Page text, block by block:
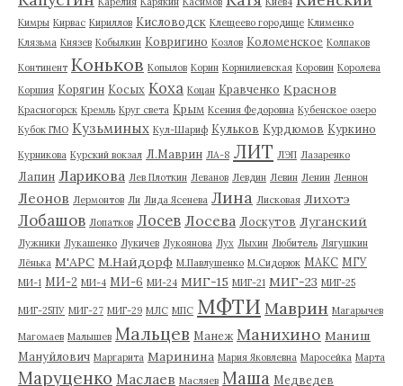
Кимры Кирвас Кириллов Кисловодск Клещеево городище Клименко
Клязьма Князев Кобылкин Ковригино Козлов Коломенское Колпаков
Континент Коньков Копылов Корин Корнилиевская Коровин Королева
Коршия Корягин Косых Коха Коцан Кравченко Краснов
Красногорск Кремль Круг света Крым Ксения Федоровна Кубенское озеро
Кубок ГМО Кузьминых Кул-Шариф Кульков Курдюмов Куркино
Курникова Курский вокзал Л.Маврин ЛА-8 ЛИТ ЛЭП Лазаренко
Лапин Ларикова Лев Плоткин Леванов Левдин Левин Ленин Леннон
Леонов Лермонтов Ли Лида Ясенева Лина Лисковая Лихотэ
Лобашов Лопатков Лосев Лосева Лоскутов Луганский
Лужники Лукашенко Лукичев Лукоянова Лух Лыхин Любитель Лягушкин
Лёнька М'АРС М.Найдорф М.Павлушенко М.Сидорюк МАКС МГУ
МИ-1 МИ-2 МИ-4 МИ-6 МИ-24 МИГ-15 МИГ-21 МИГ-23 МИГ-25
МИГ-25ПУ МИГ-27 МИГ-29 МЛС МПС МФТИ Маврин Магарычев
Магомаев Малышев Мальцев Манеж Манихино Маниш
Мануйлович Маргарита Маринина Мария Яковлевна Маросейка Марта
Маруценко Маслаев Масляев Маша Медведев